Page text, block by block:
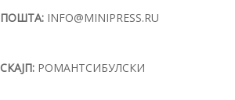
ПОШТА: INFO@MINIPRESS.RU
СКАЈП: РОМАНТСИБУЛСКИ